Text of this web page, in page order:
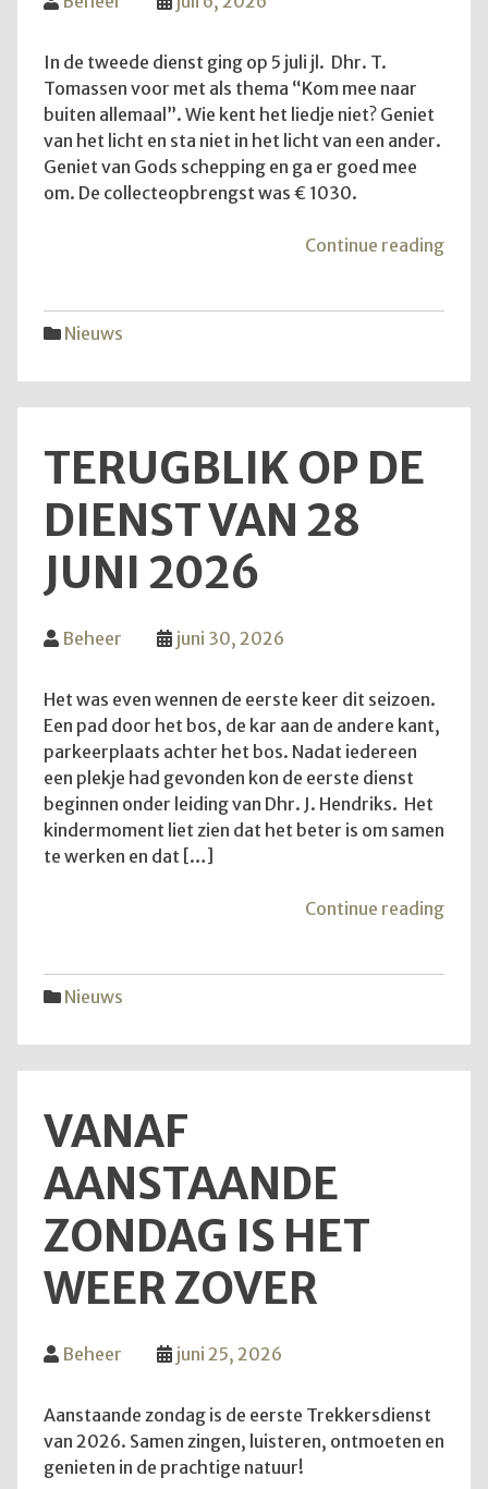
In de tweede dienst ging op 5 juli jl. Dhr. T.
Tomassen voor met als thema “Kom mee naar
buiten allemaal”. Wie kent het liedje niet? Geniet
van het licht en sta niet in het licht van een ander.
Geniet van Gods schepping en ga er goed mee
om. De collecteopbrengst was € 1030.
Continue reading
Nieuws
TERUGBLIK OP DE
DIENST VAN 28
JUNI 2026
Beheer juni 30, 2026
Het was even wennen de eerste keer dit seizoen.
Een pad door het bos, de kar aan de andere kant,
parkeerplaats achter het bos. Nadat iedereen
een plekje had gevonden kon de eerste dienst
beginnen onder leiding van Dhr. J. Hendriks. Het
kindermoment liet zien dat het beter is om samen
te werken en dat […]
Continue reading
Nieuws
VANAF
AANSTAANDE
ZONDAG IS HET
WEER ZOVER
Beheer juni 25, 2026
Aanstaande zondag is de eerste Trekkersdienst
van 2026. Samen zingen, luisteren, ontmoeten en
genieten in de prachtige natuur!